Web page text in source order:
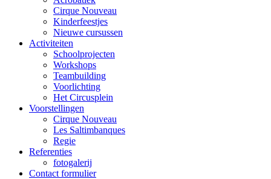
Cirque Nouveau
Kinderfeestjes
Nieuwe cursussen
Activiteiten
Schoolprojecten
Workshops
Teambuilding
Voorlichting
Het Circusplein
Voorstellingen
Cirque Nouveau
Les Saltimbanques
Regie
Referenties
fotogalerij
Contact formulier